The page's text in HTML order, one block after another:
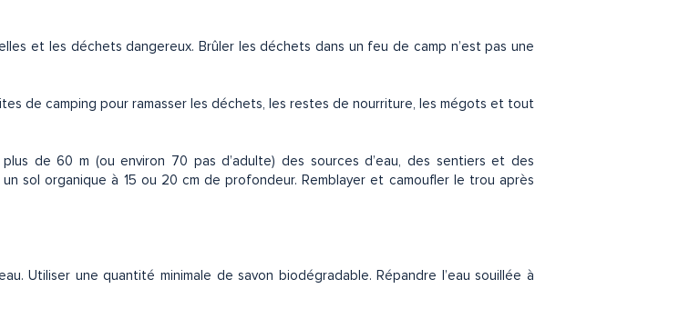
et les déchets dangereux. Brûler les déchets dans un feu de camp n’est pas une
de camping pour ramasser les déchets, les restes de nourriture, les mégots et tout
de 60 m (ou environ 70 pas d’adulte) des sources d’eau, des sentiers et des
sol organique à 15 ou 20 cm de profondeur. Remblayer et camoufler le trou après
Utiliser une quantité minimale de savon biodégradable. Répandre l’eau souillée à